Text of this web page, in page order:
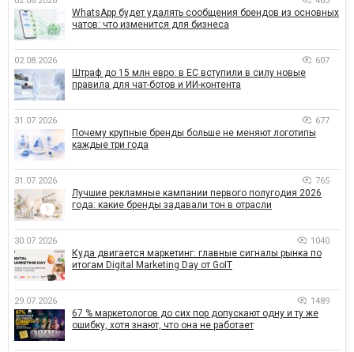
WhatsApp будет удалять сообщения брендов из основных
чатов: что изменится для бизнеса
02.08.2026 607
Штраф до 15 млн евро: в ЕС вступили в силу новые
правила для чат-ботов и ИИ-контента
31.07.2026 677
Почему крупные бренды больше не меняют логотипы
каждые три года
31.07.2026 765
Лучшие рекламные кампании первого полугодия 2026
года: какие бренды задавали тон в отрасли
30.07.2026 1040
Куда двигается маркетинг: главные сигналы рынка по
итогам Digital Marketing Day от GoIT
29.07.2026 1489
67 % маркетологов до сих пор допускают одну и ту же
ошибку, хотя знают, что она не работает